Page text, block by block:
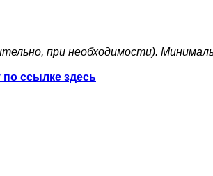
при необходимости).
по ссылке здесь